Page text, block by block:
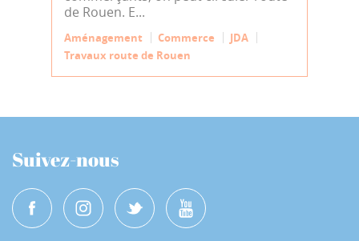
de Rouen. E...
Aménagement Commerce
JDA
Travaux route de Rouen
Suivez-nous